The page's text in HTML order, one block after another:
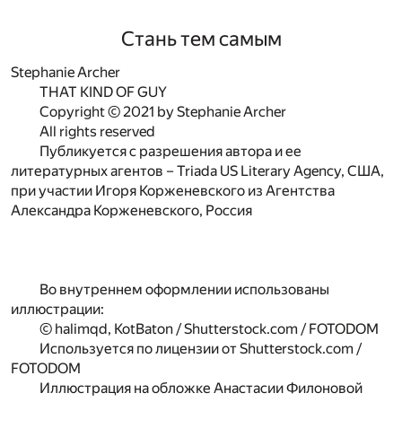
Стань тем самым
Stephanie Archer
THAT KIND OF GUY
Copyright © 2021 by Stephanie Archer
All rights reserved
Публикуется с разрешения автора и ее
литературных агентов – Triada US Literary Agency, США,
при участии Игоря Корженевского из Агентства
Александра Корженевского, Россия
Во внутреннем оформлении использованы
иллюстрации:
© halimqd, KotBaton / Shutterstock.com / FOTODOM
Используется по лицензии от Shutterstock.com /
FOTODOM
Иллюстрация на обложке Анастасии Филоновой